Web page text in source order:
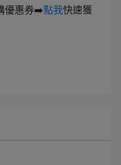
優惠券➡️點我快速獲